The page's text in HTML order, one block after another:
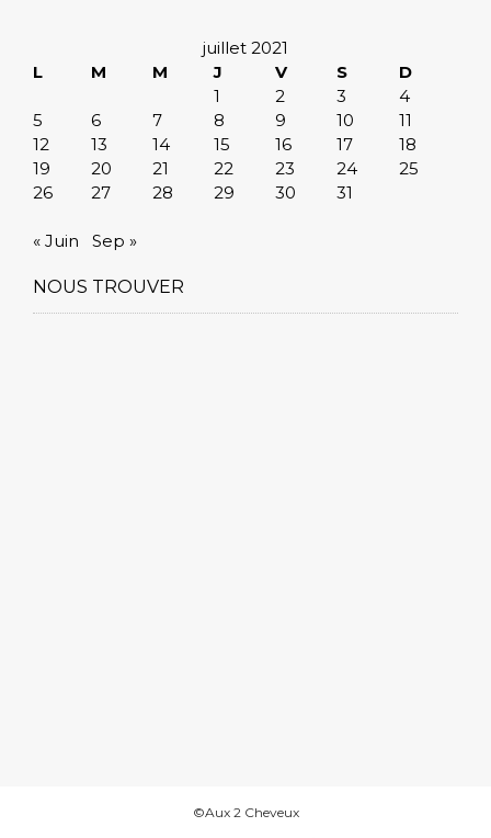
juillet 2021
L
M M J V S
D
1
2 3
4
5
6 7 8 9 10
11
12
13 14 15 16 17
18
19
20 21 22 23 24
25
26
27 28 29 30 31
« Juin Sep »
NOUS TROUVER
©Aux 2 Cheveux